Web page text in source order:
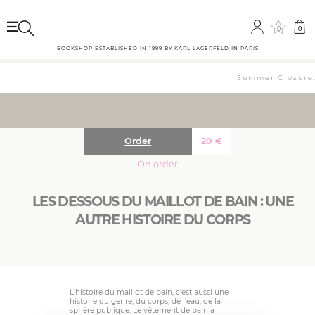
0 0
BOOKSHOP ESTABLISHED IN 1999 BY KARL LAGERFELD IN PARIS
Summer
LES DESSOUS DU MAILLOT DE BAIN : UNE
AUTRE HISTOIRE DU CORPS
20 €
Order
··· On order ···
L’histoire du maillot de bain, c’est aussi une
histoire du genre, du corps, de l’eau, de la
sphère publique. Le vêtement de bain a